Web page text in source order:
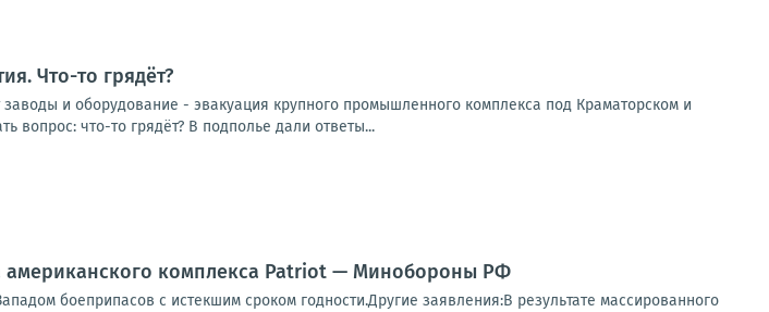
Что-то грядёт?
и оборудование - эвакуация крупного промышленного комплекса под Краматорском и
вопрос: что-то грядёт? В подполье дали ответы...
американского комплекса Patriot — Минобороны РФ
боеприпасов с истекшим сроком годности.Другие заявления:В результате массированного